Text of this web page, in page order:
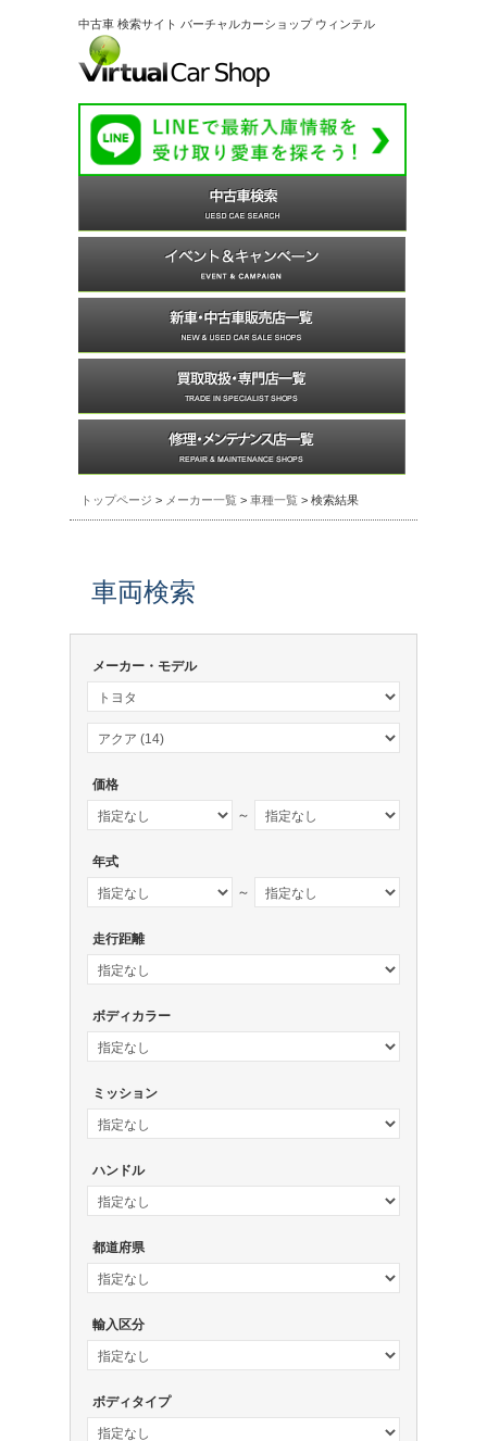
中古車 検索サイト バーチャルカーショップ ウィンテル
トップページ > メーカー一覧 > 車種一覧 > 検索結果
車両検索
メーカー・モデル
価格
～
年式
～
走行距離
ボディカラー
ミッション
ハンドル
都道府県
輸入区分
ボディタイプ